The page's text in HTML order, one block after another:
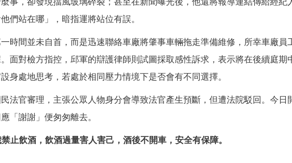
們站在哪」，暗指運將站位有誤。
時間並未自首，而是迅速聯絡車廠將肇事車輛拖走準備維修，所幸車廠員
面對檢方指控，邱軍的辯護律師則試圖採取感性訴求，表示將在後續庭期
身處地思考，若處於相同壓力情境下是否會有不同選擇。
法官審理，主張公眾人物身分會導致法官產生預斷，但遭法院駁回。今日
「謝謝」便匆匆離去。
止飲酒，飲酒過量害人害己，酒後不開車，安全有保障。